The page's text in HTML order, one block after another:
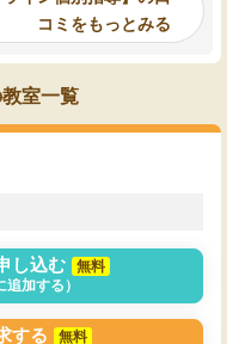
で決
の
形
、あ
に通
取り
った
ことをどんなスケジュー
くか相談したのですが、
ち期待したものではなく
内容でした。それでも明
やる気も出ましたし、苦
くなってきたようなので
コミをもっとみる
室一覧
し込む
無料
追加する）
する
無料